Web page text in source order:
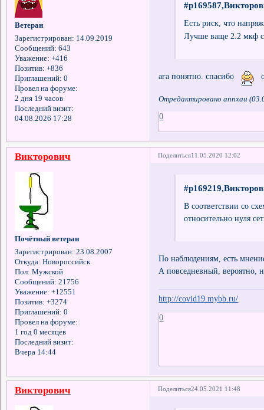
Ветеран
Зарегистрирован: 14.09.2019
Сообщений: 643
Уважение: +416
Позитив: +836
Приглашений: 0
Провел на форуме:
2 дня 19 часов
Последний визит:
04.08.2026 17:28
Есть риск, что
Лучше ваще 2.2 мкф
ага понятно. спасибо
Отредактировано annxau
0
Поделиться11.05.2020 12:02
Викторович
Почётный ветеран
Зарегистрирован: 23.08.2007
Откуда: Новороссийск
Пол: Мужской
Сообщений: 21756
Уважение: +12551
Позитив: +3274
Приглашений: 0
Провел на форуме:
1 год 0 месяцев
Последний визит:
Вчера 14:44
В соответствии со
относительно нуля
По наблюдениям, есть
А повседневный, вероятно,
http://covid19.mybb.ru/
0
Поделиться24.05.2021 11:48
Викторович